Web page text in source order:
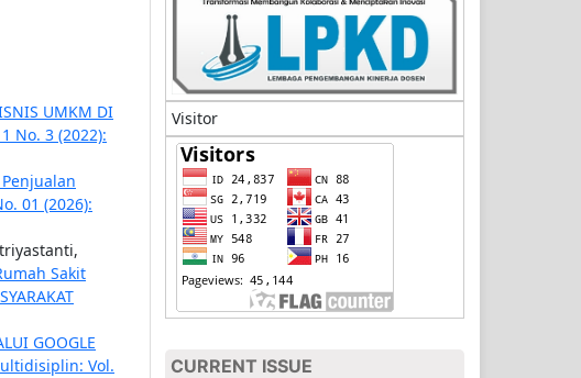
UMKM DI
No. 3 (2022):
01 (2026):
Sakit
GOOGLE
Vol.
Visitor
CURRENT ISSUE